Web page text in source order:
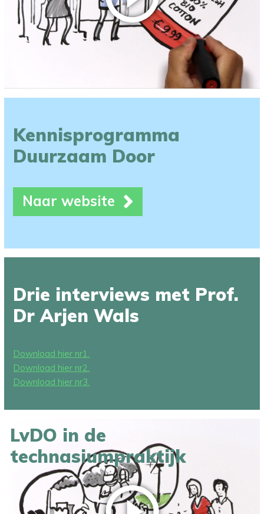
Kennisprogramma
Duurzaam Door
Naar website
Drie interviews met Prof.
Dr Arjen Wals
Download hier nr1.
Download hier nr2.
Download hier nr3.
LvDO in de
technasiumpraktijk